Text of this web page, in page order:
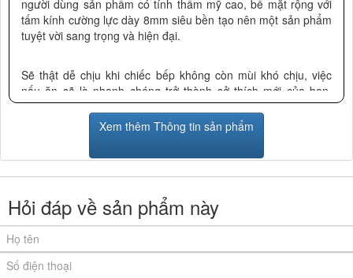
người dùng sản phẩm có tính thẩm mỹ cao, bề mặt rộng với
tấm kính cường lực dày 8mm siêu bền tạo nên một sản phẩm
tuyệt vời sang trọng và hiện đại.
Sẽ thật dễ chịu khi chiếc bếp không còn mùi khó chịu, việc
nấu ăn sẽ là nhanh chóng trở thành sở thích mới của bạn.
Thật tuyệt nếu bạn và chàng cùng nhau sửa soạn bữa ăn.
Chiếc máy hút mùi Giovani G-2430H sẽ làm sạch không khí
Nội Thất Phương Đông
phân phối các sản phẩm
chính hãng, nhằm cung
Là đại lý cấp I của Giovani, chúng tôi mang đến những mẫu
Sản Phẩm Giovani chính hãng với giá tốt nhất, kèm theo
nhiều quà tặng hấp dẫn.
Xem thêm Thông tin sản phẩm
Hỏi đáp về sản phẩm này